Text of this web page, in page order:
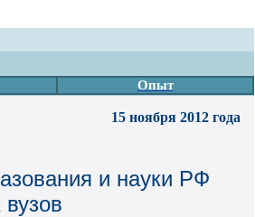
Опыт
15 ноября 2012 года
и науки РФ